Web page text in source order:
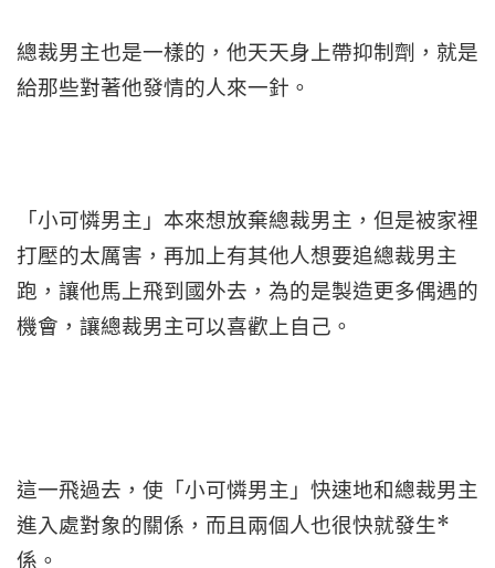
總裁男主也是一樣的，他天天身上帶抑制劑，就是
給那些對著他發情的人來一針。
「小可憐男主」本來想放棄總裁男主，但是被家裡
打壓的太厲害，再加上有其他人想要追總裁男主
跑，讓他馬上飛到國外去，為的是製造更多偶遇的
機會，讓總裁男主可以喜歡上自己。
這一飛過去，使「小可憐男主」快速地和總裁男主
進入處對象的關係，而且兩個人也很快就發生*
係。